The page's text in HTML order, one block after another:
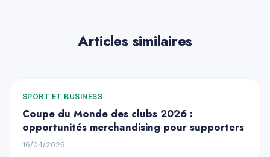
Articles similaires
SPORT ET BUSINESS
Coupe du Monde des clubs 2026 :
opportunités merchandising pour supporters
16/04/2026